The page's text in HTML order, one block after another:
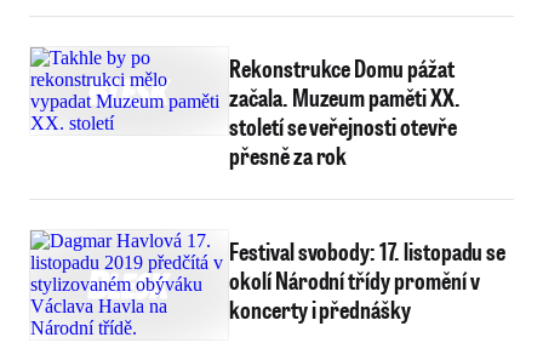
Rekonstrukce Domu pážat
začala. Muzeum paměti XX.
století se veřejnosti otevře
přesně za rok
Festival svobody: 17. listopadu se
okolí Národní třídy promění v
koncerty i přednášky